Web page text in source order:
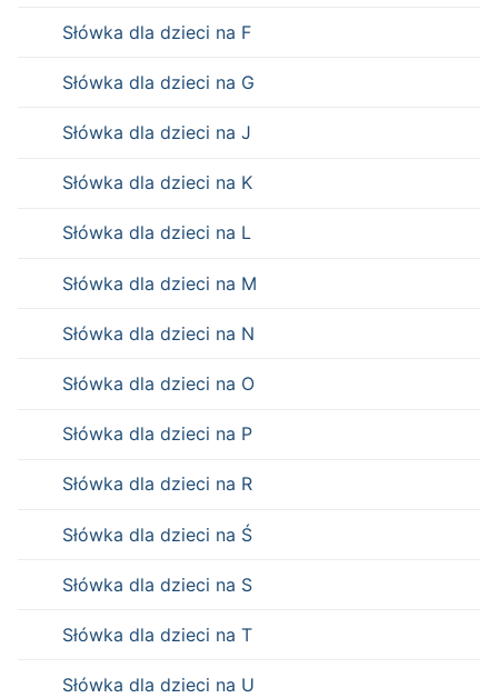
Słówka dla dzieci na F
Słówka dla dzieci na G
Słówka dla dzieci na J
Słówka dla dzieci na K
Słówka dla dzieci na L
Słówka dla dzieci na M
Słówka dla dzieci na N
Słówka dla dzieci na O
Słówka dla dzieci na P
Słówka dla dzieci na R
Słówka dla dzieci na Ś
Słówka dla dzieci na S
Słówka dla dzieci na T
Słówka dla dzieci na U